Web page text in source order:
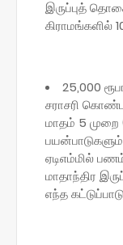
இருப்புத்
கிராமங்களில்
25,000
சராசரி
மாதம் 5 முறை
ஏடிஎம்மில்
மாதாந்திர
எந்த